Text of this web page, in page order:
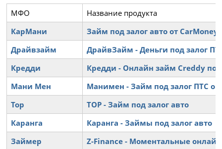
МФО
Название продукта
КарМани
Займ под залог авто от CarMoney
Драйвзайм
ДрайвЗайм - Деньги под залог
Кредди
Кредди - Онлайн займ Creddy
Мани Мен
Манимен - Займ под залог ПТС
Тор
ТОР - Займ под залог авто
Каранга
Каранга - Займы под залог авто
Займер
Z-Finance - Моментальные